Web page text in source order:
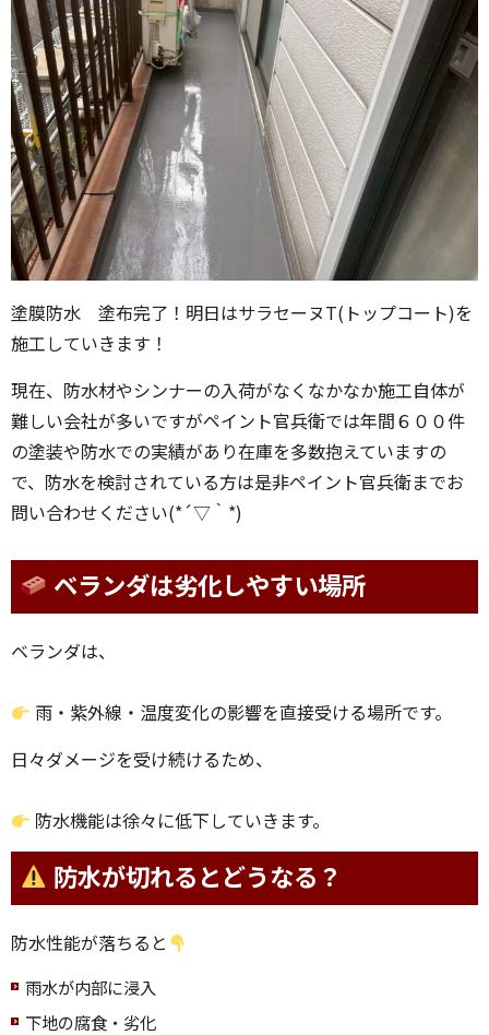
塗膜防水 塗布完了！明日はサラセーヌT(トップコート)を
施工していきます！
現在、防水材やシンナーの入荷がなくなかなか施工自体が
難しい会社が多いですがペイント官兵衛では年間６００件
の塗装や防水での実績があり在庫を多数抱えていますの
で、防水を検討されている方は是非ペイント官兵衛までお
問い合わせください(*´▽｀*)
ベランダは劣化しやすい場所
ベランダは、
雨・紫外線・温度変化の影響を直接受ける場所です。
日々ダメージを受け続けるため、
防水機能は徐々に低下していきます。
防水が切れるとどうなる？
防水性能が落ちると
雨水が内部に浸入
下地の腐食・劣化